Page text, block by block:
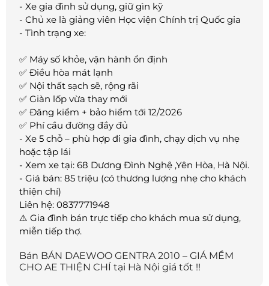
- Xe gia đình sử dụng, giữ gìn kỹ
- Chủ xe là giảng viên Học viện Chính trị Quốc gia
- Tình trạng xe:
✅ Máy số khỏe, vận hành ổn định
✅ Điều hòa mát lạnh
✅ Nội thất sạch sẽ, rộng rãi
✅ Giàn lốp vừa thay mới
✅ Đăng kiểm + bảo hiểm tới 12/2026
✅ Phí cầu đường đầy đủ
- Xe 5 chỗ – phù hợp đi gia đình, chạy dịch vụ nhẹ
hoặc tập lái
- Xem xe tại: 68 Dương Đình Nghệ ,Yên Hòa, Hà Nội.
- Giá bán: 85 triệu (có thương lượng nhẹ cho khách
thiện chí)
Liên hệ: 0837771948
⚠️ Gia đình bán trực tiếp cho khách mua sử dụng,
miễn tiếp thợ.
Bán BÁN DAEWOO GENTRA 2010 – GIÁ MỀM
CHO AE THIỆN CHÍ tại Hà Nội giá tốt !!